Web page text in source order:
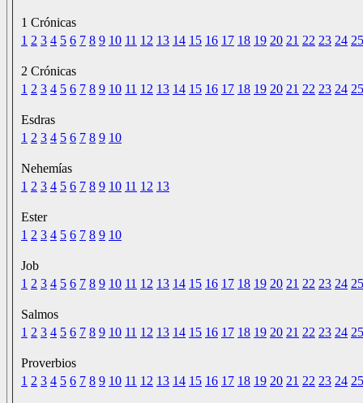
1 Crónicas
1 2 3 4 5 6 7 8 9 10 11 12 13 14 15 16 17 18 19 20 21 22 23 24 25
2 Crónicas
1 2 3 4 5 6 7 8 9 10 11 12 13 14 15 16 17 18 19 20 21 22 23 24 25
Esdras
1 2 3 4 5 6 7 8 9 10
Nehemías
1 2 3 4 5 6 7 8 9 10 11 12 13
Ester
1 2 3 4 5 6 7 8 9 10
Job
1 2 3 4 5 6 7 8 9 10 11 12 13 14 15 16 17 18 19 20 21 22 23 24 25
Salmos
1 2 3 4 5 6 7 8 9 10 11 12 13 14 15 16 17 18 19 20 21 22 23 24 25
Proverbios
1 2 3 4 5 6 7 8 9 10 11 12 13 14 15 16 17 18 19 20 21 22 23 24 25